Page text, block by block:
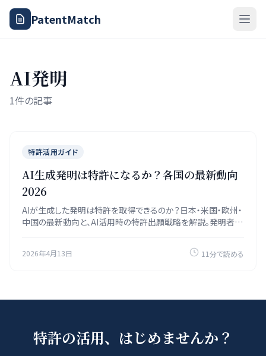
PatentMatch
AI発明
1件の記事
特許活用ガイド
AI生成発明は特許になるか？各国の最新動向
2026
AIが生成した発明は特許を取得できるのか？日本・米国・欧州・
中国の最新動向と、AI活用時の特許出願戦略を解説。発明者の
2026年4月13日 11分で読める
特許の活用、はじめませんか？